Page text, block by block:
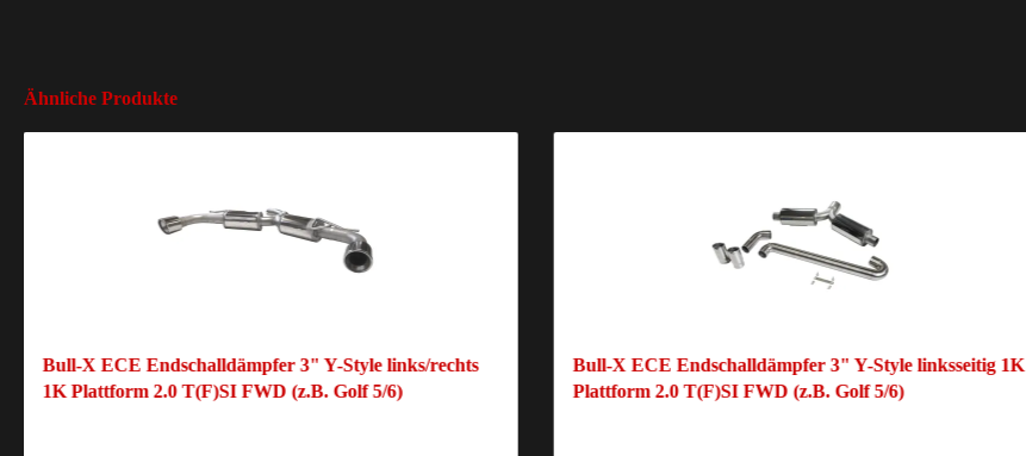
Ähnliche Produkte
Bull-X ECE Endschalldämpfer 3" Y-Style links/rechts
1K Plattform 2.0 T(F)SI FWD (z.B. Golf 5/6)
Bull-X ECE Endschalldämpfer 3" Y-Style linksseitig 1K
Plattform 2.0 T(F)SI FWD (z.B. Golf 5/6)